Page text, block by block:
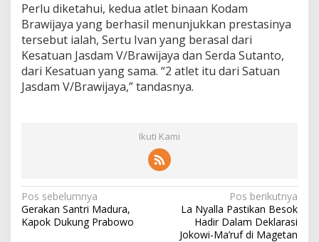
-
P
u
a
u
J
a
l
i
Perlu diketahui, kedua atlet binaan Kodam
Brawijaya yang berhasil menunjukkan prestasinya
tersebut ialah, Sertu Ivan yang berasal dari
Kesatuan Jasdam V/Brawijaya dan Serda Sutanto,
dari Kesatuan yang sama. “2 atlet itu dari Satuan
Jasdam V/Brawijaya,” tandasnya.
Ikuti Kami
N
a
Pos sebelumnya
Gerakan Santri Madura,
Kapok Dukung Prabowo
Pos berikutnya
La Nyalla Pastikan Besok
Hadir Dalam Deklarasi
Jokowi-Ma’ruf di Magetan